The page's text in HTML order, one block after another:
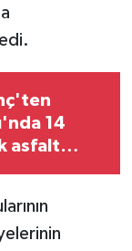
14
asfalt